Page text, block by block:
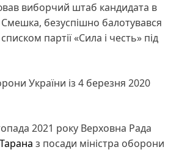
виборчий штаб кандидата в
безуспішно балотувався
партії «Сила і честь» під
України із 4 березня 2020
2021 року Верховна Рада
з посади міністра оборони